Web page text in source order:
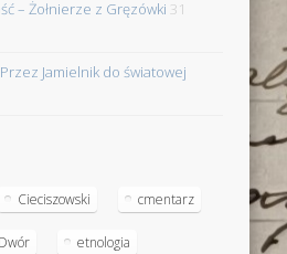
– Żołnierze z Gręzówki 31
Jamielnik do światowej
Cieciszowski cmentarz
Dwór etnologia